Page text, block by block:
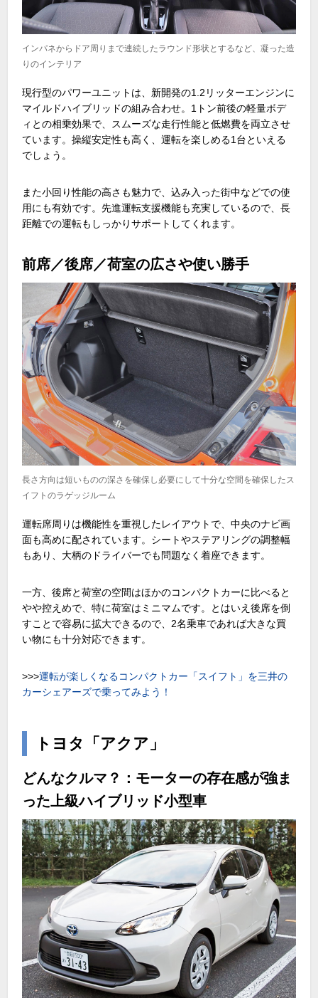
インパネからドア周りまで連続したラウンド形状とするなど、凝った造
りのインテリア
現行型のパワーユニットは、新開発の1.2 リッターエンジンに
マイルドハイブリッドの組み合わせ。 1 トン前後の軽量ボデ
ィとの相乗効果で、スムーズな走行性能と低燃費を両立させ
ています。操縦安定性も高く、運転を楽しめる1 台といえる
でしょう。
また小回り性能の高さも魅力で、込み入った街中などでの使
用にも有効です。先進運転支援機能も充実しているので、長
距離での運転もしっかりサポートしてくれます。
前席／後席／荷室の広さや使い勝手
長さ方向は短いものの深さを確保し必要にして十分な空間を確保したス
イフトのラゲッジルーム
運転席周りは機能性を重視したレイアウトで、中央のナビ画
面も高めに配されています。シートやステアリングの調整幅
もあり、大柄のドライバーでも問題なく着座できます。
一方、後席と荷室の空間はほかのコンパクトカーに比べると
やや控えめで、特に荷室はミニマムです。とはいえ後席を倒
すことで容易に拡大できるので、2名乗車であれば大きな買
い物にも十分対応できます。
>>>運転が楽しくなるコンパクトカー「スイフト」を三井の
カーシェアーズで乗ってみよう！
トヨタ「アクア」
どんなクルマ？：モーターの存在感が強ま
った上級ハイブリッド小型車